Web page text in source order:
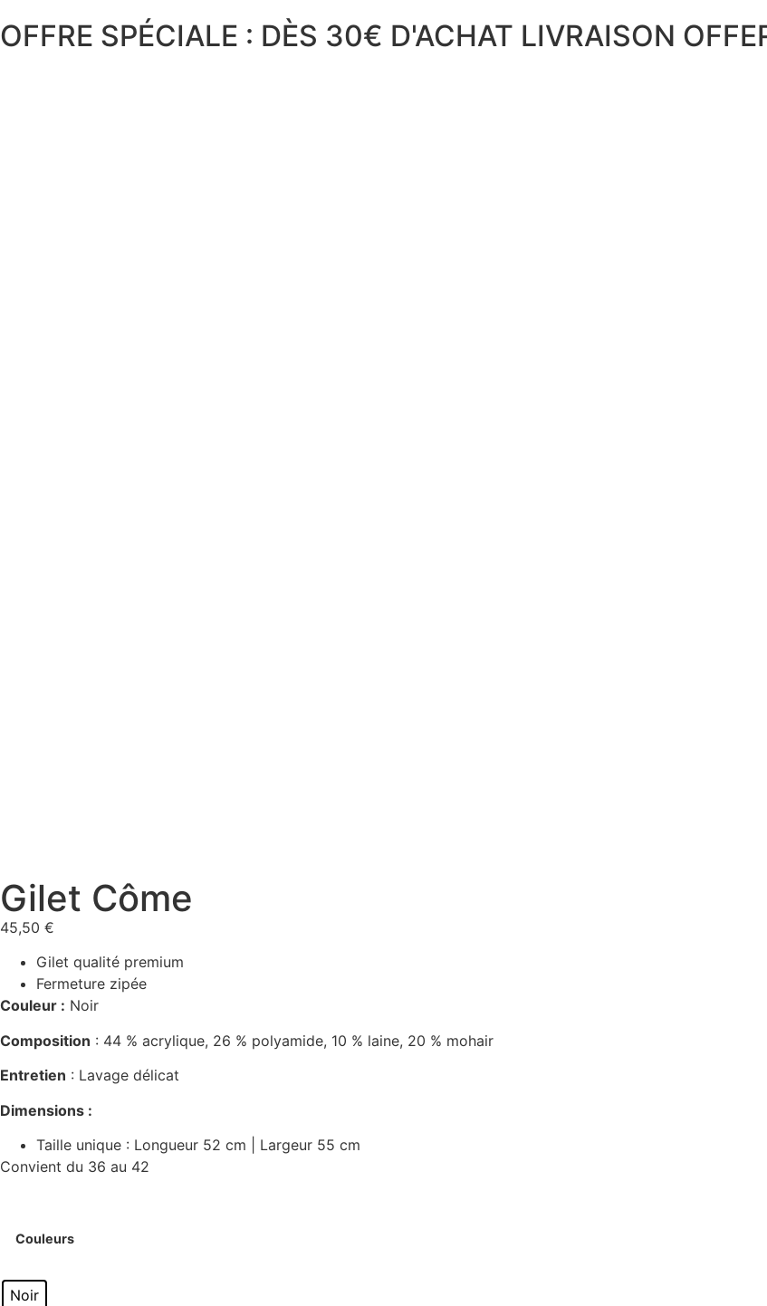
OFFRE SPÉCIALE : DÈS 30€ D'ACHAT LIVRAISON
Gilet Côme
45,50 €
Gilet qualité premium
Fermeture zipée
Couleur : Noir
Composition : 44 % acrylique, 26 % polyamide, 10 % laine, 20 % mohair
Entretien : Lavage délicat
Dimensions :
Taille unique : Longueur 52 cm | Largeur 55 cm
Convient du 36 au 42
Couleurs
Noir